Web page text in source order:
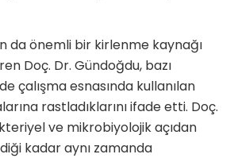
da önemli bir kirlenme kaynağı
Doç. Dr. Gündoğdu, bazı
çalışma esnasında kullanılan
rastladıklarını ifade etti. Doç.
ve mikrobiyolojik açıdan
kadar aynı zamanda